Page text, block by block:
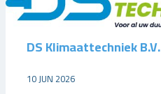
DS Klimaattechniek B.V.
10 JUN 2026